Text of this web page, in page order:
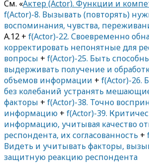
См. «Актер (Actor). Функции и
f(Actor)-8. Вызывать (повторять)
воспоминания, чувства,
A.12 + f(Actor)-22. Своевременно
корректировать непонятные для
вопросы + f(Actor)-25. Быть
выдерживать получение и
объемов информации + f(Actor)-26.
без колебаний устранять
факторы + f(Actor)-38. Точно
информацию + f(Actor)-39.
информацию, учитывая качество
респондента, их согласованность +
Видеть и учитывать факторы,
защитную реакцию респондента